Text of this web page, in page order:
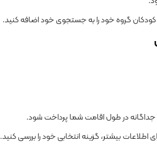
گروه خود را به جستجوی خود اضافه کنید.
در طول اقامت شما پرداخت شود.
بیشتر، گزینه انتخابی خود را بررسی کنید.